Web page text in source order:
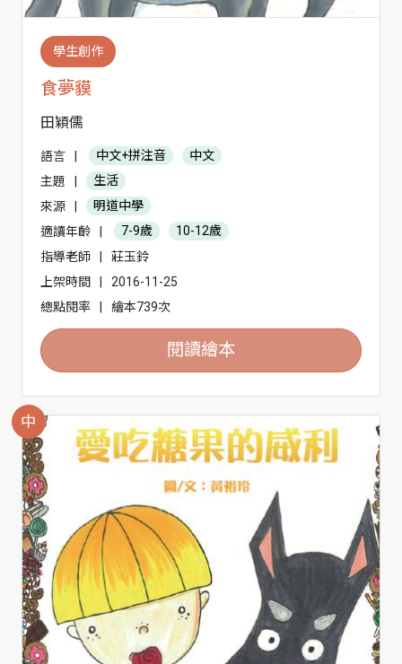
學生創作
食夢貘
田穎儒
語言 | 中文+拼注音
中文
主題
|
生活
來源
|
明道中學
適讀年齡
| 7-9歲
10-12歲
指導老師
|
莊玉鈴
上架時間
|
2016-11-25
總點閱率
| 繪本739次
閱讀繪本
中